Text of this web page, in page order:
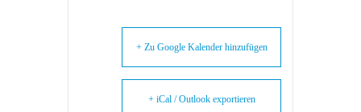
+ Zu Google Kalender hinzufügen
+ iCal / Outlook exportieren